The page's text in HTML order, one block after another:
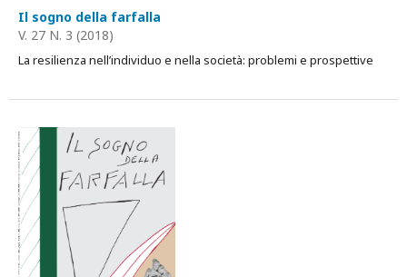
Il sogno della farfalla
V. 27 N. 3 (2018)
La resilienza nell’individuo e nella società: problemi e prospettive